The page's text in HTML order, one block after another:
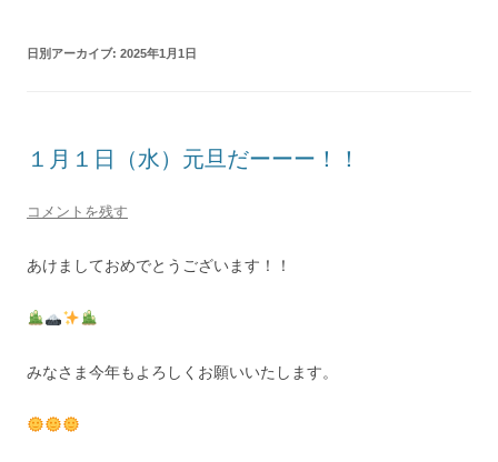
日別アーカイブ: 2025年1月1日
１月１日（水）元旦だーーー！！
コメントを残す
あけましておめでとうございます！！
みなさま今年もよろしくお願いいたします。